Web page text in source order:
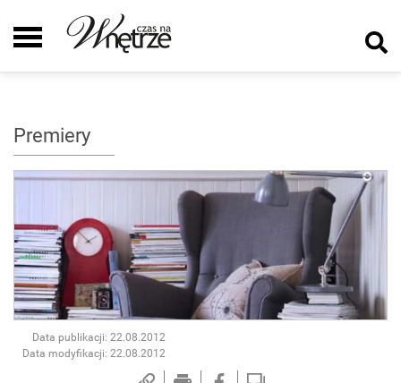
Premiery
Data publikacji: 22.08.2012
Data modyfikacji: 22.08.2012